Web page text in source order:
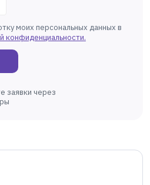
моих персональных данных в
конфиденциальности.
заявки через